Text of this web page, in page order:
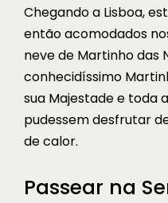
Chegando a Lisboa,
então acomodados
neve de Martinho das
conhecidíssimo
sua Majestade e toda
pudessem desfrutar
de calor.
Passear na